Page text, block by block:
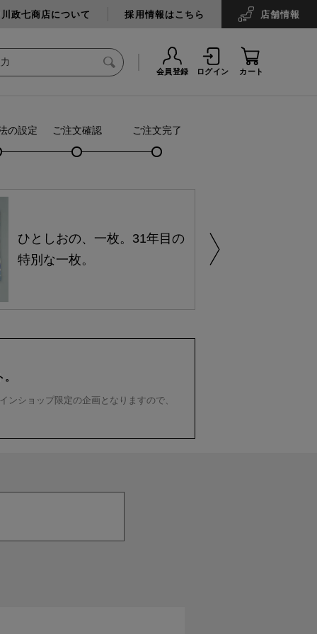
政七商店について 採用情報はこちら 店舗情報
会員登録 ログイン カート
の設定 ご注文確認 ご注文完了
ひとしおの、一枚。31年目の
特別な一枚。
ショップ限定の企画となりますので、